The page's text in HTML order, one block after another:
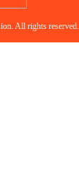
All rights reserved.